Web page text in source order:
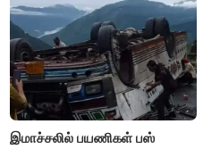
இமாச்சலில் பயணிகள் பஸ்